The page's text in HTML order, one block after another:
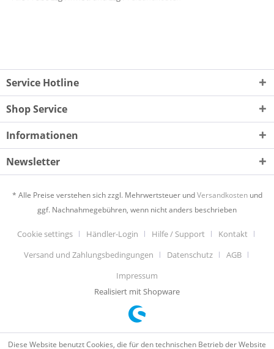
Service Hotline
Shop Service
Informationen
Newsletter
* Alle Preise verstehen sich zzgl. Mehrwertsteuer undVersandkostenund
ggf. Nachnahmegebühren, wenn nicht anders beschrieben
Cookie settings Händler-Login Hilfe / Support
Kontakt
Versand und Zahlungsbedingungen
Datenschutz
AGB
Impressum
Realisiert mit Shopware
Diese Website benutzt Cookies, die für den technischen Betrieb der Website